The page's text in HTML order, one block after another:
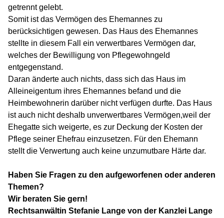
getrennt gelebt.
Somit ist das Vermögen des Ehemannes zu
berücksichtigen gewesen. Das Haus des Ehemannes
stellte in diesem Fall ein verwertbares Vermögen dar,
welches der Bewilligung von Pflegewohngeld
entgegenstand.
Daran änderte auch nichts, dass sich das Haus im
Alleineigentum ihres Ehemannes befand und die
Heimbewohnerin darüber nicht verfügen durfte. Das Haus
ist auch nicht deshalb unverwertbares Vermögen,weil der
Ehegatte sich weigerte, es zur Deckung der Kosten der
Pflege seiner Ehefrau einzusetzen. Für den Ehemann
stellt die Verwertung auch keine unzumutbare Härte dar.
Haben Sie Fragen zu den aufgeworfenen oder anderen
Themen?
Wir beraten Sie gern!
Rechtsanwältin Stefanie Lange von der Kanzlei Lange